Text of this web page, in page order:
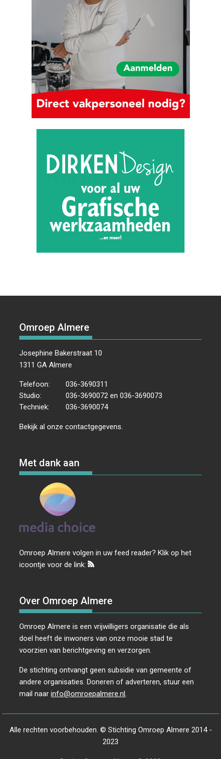
Omroep Almere
Josephine Bakerstraat 10
1311 GA Almere
Telefoon:
036-3690311
Studio:
036-3690072 en 036-3690073
Techniek:
036-3690074
Bekijk al onzecontactgegevens
Met dank aan
Omroep Almere volgen in uw feed reader? Klik op het
icoontje voor de link:
Over Omroep Almere
Omroep Almere is een vrijwilligers organisatie die als
doel heeft de inwoners van onze mooie stad te
voorzien van berichtgeving en verzorgen.
De stichting ontvangt geen subsidie van gemeente of
andere organisaties. Doneren of adverteren, stuur een
mail naarinfo@omroepalmere.nl.
Alle rechten voorbehouden. © Stichting Omroep Almere 2014 -
2023